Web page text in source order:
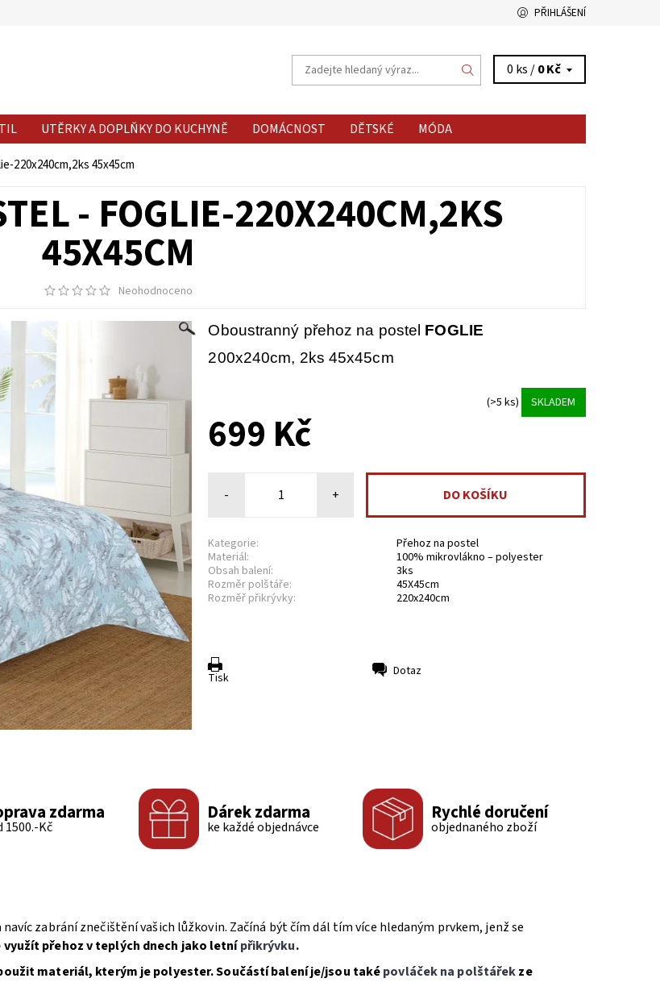
PŘIHLÁŠENÍ
0 ks /0 Kč
UTĚRKY A DOPLŇKY DO KUCHYNĚ DOMÁCNOST DĚTSKÉ
MÓDA
220x240cm,2ks 45x45cm
- FOGLIE-220X240CM,2KS
45X45CM
Neohodnoceno
Oboustranný přehoz na postel FOGLIE
200x240cm, 2ks 45x45cm
(>5 ks) SKLADEM
699 Kč
- +
Kategorie:
Přehoz na postel
Materiál:
100% mikrovlákno – polyester
Obsah balení:
3ks
Rozměr polštáře:
45X45cm
Rozměř přikrývky:
220x240cm
Tisk Dotaz
zdarma
1500.-Kč
Dárek zdarma
ke každé objednávce
Rychlé doručení
objednaného zboží
zabrání znečištění vašich lůžkovin. Začíná být čím dál tím více hledaným prvkem, jenž se
využít přehoz v teplých dnech jako letnípřikrývku.
materiál, kterým je polyester. Součástí balení je/jsou taképovláček na polštářekze